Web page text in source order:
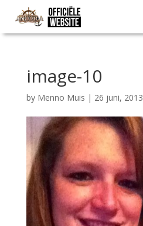
image-10
by Menno Muis | 26 juni, 2013